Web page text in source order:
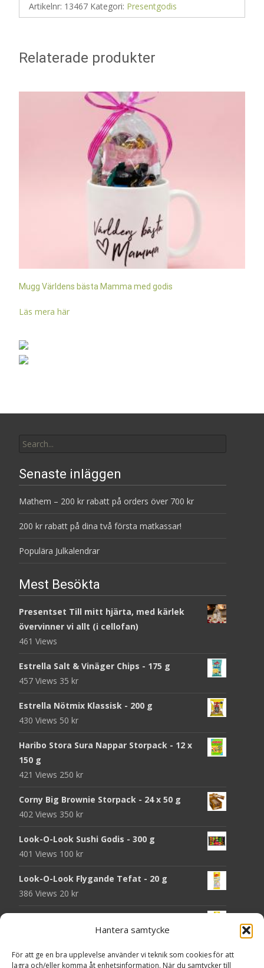
Hantera samtycke
För att ge en bra upplevelse använder vi teknik som cookies för att
lagra och/eller komma åt enhetsinformation. När du samtycker till
Artikelnr: 13467 Kategori: Presentgodis
Relaterade produkter
Mugg Världens bästa Mamma med godis
Läs mera här
for:
Senaste inläggen
Mathem – 200 kr rabatt på orders över 700 kr
200 kr rabatt på dina två första matkassar!
Populära Julkalendrar
Mest Besökta
Presentset Till mitt hjärta, med kärlek
övervinner vi allt (i cellofan)
461 Views
Estrella Salt & Vinäger Chips - 175 g
457 Views 35 kr
Estrella Nötmix Klassisk - 200 g
430 Views 50 kr
Haribo Stora Sura Nappar Storpack - 12 x
150 g
421 Views 250 kr
Corny Big Brownie Storpack - 24 x 50 g
402 Views 350 kr
Look-O-Look Sushi Godis - 300 g
401 Views 100 kr
Look-O-Look Flygande Tefat - 20 g
386 Views 20 kr
Haribo Starmix - 170 g